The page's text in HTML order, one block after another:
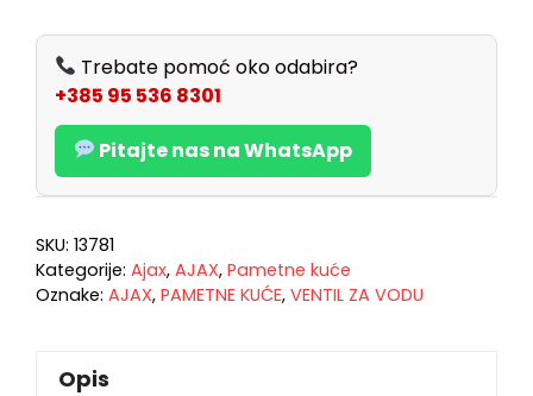
Trebate pomoć oko odabira?
+385 95 536 8301
Pitajte nas na WhatsApp
SKU: 13781
Kategorije: Ajax, AJAX, Pametne kuće
Oznake: AJAX, PAMETNE KUĆE, VENTIL ZA VODU
Opis